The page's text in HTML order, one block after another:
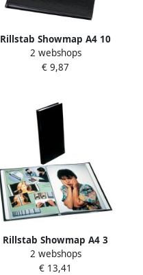
Rillstab Showmap A4 10
tassen + transparante
voortas
2 webshops
€ 9,87
Rillstab Showmap A4 3
kanaals 30-tassen zwart
2 webshops
€ 13,41